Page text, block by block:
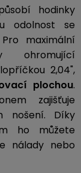
hodinky
odolnost se
maximální
ohromující
2,04",
plochou.
zajišťuje
nošení. Díky
ho můžete
nálady nebo